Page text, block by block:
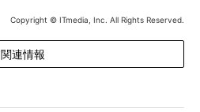
Copyright © ITmedia, Inc. All Rights Reserved.
関連情報